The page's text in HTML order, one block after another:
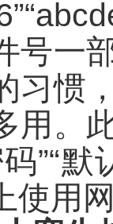
号一
习惯
用。
”“
使用